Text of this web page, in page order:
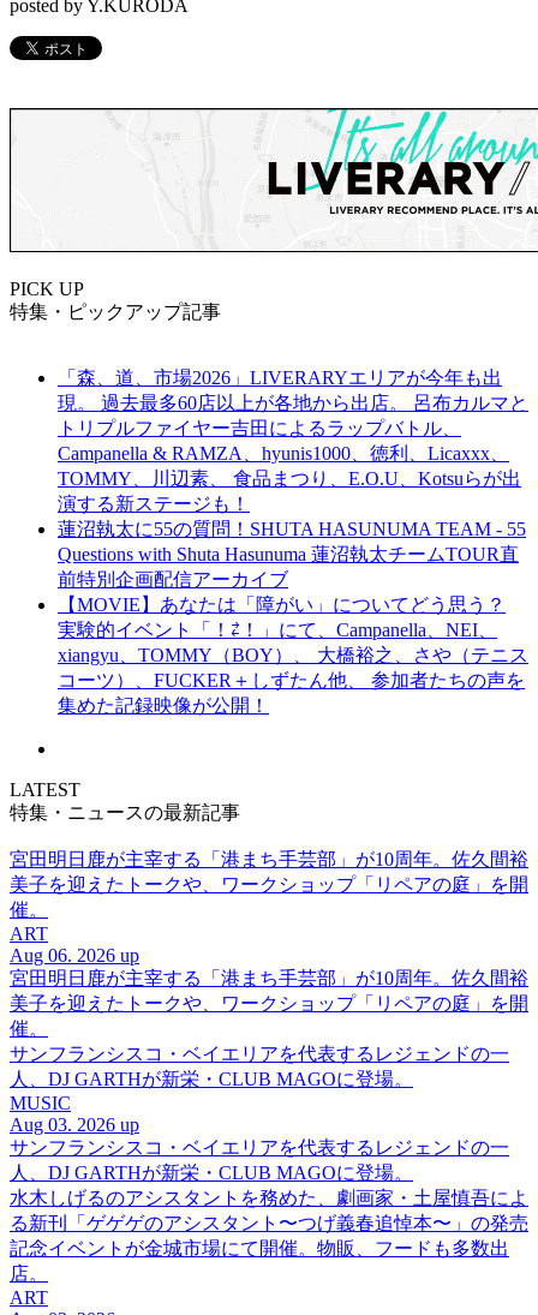
posted by Y.KURODA
PICK UP
特集・ピックアップ記事
「森、道、市場2026」LIVERARYエリアが今年も出
現。 過去最多60店以上が各地から出店。 呂布カルマと
トリプルファイヤー吉田によるラップバトル、
Campanella & RAMZA、hyunis1000、徳利、Licaxxx、
TOMMY、川辺素、 食品まつり、E.O.U、Kotsuらが出
演する新ステージも！
蓮沼執太に55の質問！SHUTA HASUNUMA TEAM - 55
Questions with Shuta Hasunuma 蓮沼執太チームTOUR直
前特別企画配信アーカイブ
【MOVIE】あなたは「障がい」についてどう思う？
実験的イベント「！⇄！」にて、Campanella、NEI、
xiangyu、TOMMY（BOY）、 大橋裕之、さや（テニス
コーツ）、FUCKER＋しずたん他、 参加者たちの声を
集めた記録映像が公開！
LATEST
特集・ニュースの最新記事
宮田明日鹿が主宰する「港まち手芸部」が10周年。佐久間裕
美子を迎えたトークや、ワークショップ「リペアの庭」を開
催。
ART
Aug 06. 2026 up
宮田明日鹿が主宰する「港まち手芸部」が10周年。佐久間裕
美子を迎えたトークや、ワークショップ「リペアの庭」を開
催。
サンフランシスコ・ベイエリアを代表するレジェンドの一
人、DJ GARTHが新栄・CLUB MAGOに登場。
MUSIC
Aug 03. 2026 up
サンフランシスコ・ベイエリアを代表するレジェンドの一
人、DJ GARTHが新栄・CLUB MAGOに登場。
水木しげるのアシスタントを務めた、劇画家・土屋慎吾によ
る新刊「ゲゲゲのアシスタント〜つげ義春追悼本〜」の発売
記念イベントが金城市場にて開催。物販、フードも多数出
店。
ART